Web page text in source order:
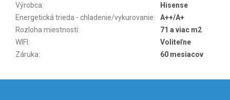
Výrobca:
Hisense
Energetická trieda - chladenie/vykurovanie:
A++/A+
Rozloha miestností:
71 a viac m2
WIFI :
Voliteľne
Záruka: 60 mesiacov